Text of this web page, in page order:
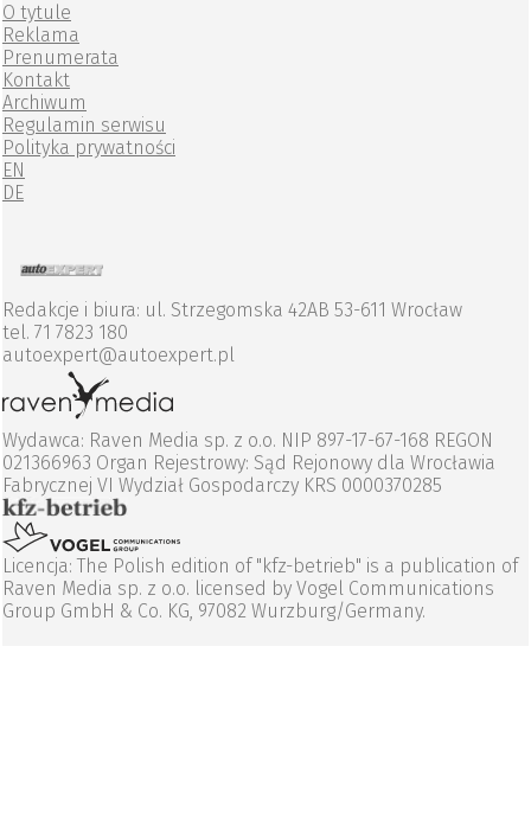
O tytule
Reklama
Prenumerata
Kontakt
Archiwum
Regulamin serwisu
Polityka prywatności
EN
DE
Redakcje i biura: ul. Strzegomska 42AB 53-611 Wrocław
tel. 71 7823 180
autoexpert@autoexpert.pl
Wydawca: Raven Media sp. z o.o. NIP 897-17-67-168 REGON
021366963 Organ Rejestrowy: Sąd Rejonowy dla Wrocławia
Fabrycznej VI Wydział Gospodarczy KRS 0000370285
Licencja: The Polish edition of "kfz-betrieb" is a publication of
Raven Media sp. z o.o. licensed by Vogel Communications
Group GmbH & Co. KG, 97082 Wurzburg/Germany.